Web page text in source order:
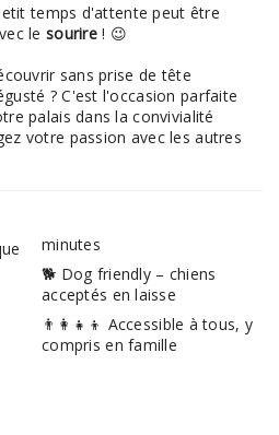
temps d'attente peut être
le sourire! 😉
sans prise de tête
? C'est l'occasion parfaite
palais dans la convivialité
votre passion avec les autres
minutes
🐕 Dog friendly – chiens
acceptés en laisse
👨‍👩‍👧‍👦 Accessible à tous, y
compris en famille